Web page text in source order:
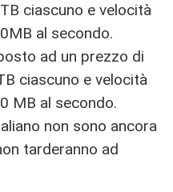
ciascuno e velocità
al secondo.
ad un prezzo di
ciascuno e velocità
MB al secondo.
non sono ancora
tarderanno ad